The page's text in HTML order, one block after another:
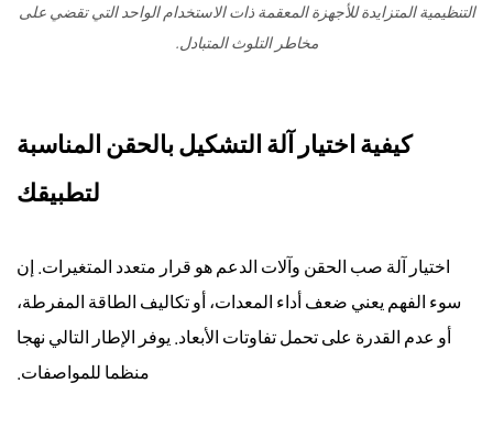
التنظيمية المتزايدة للأجهزة المعقمة ذات الاستخدام الواحد التي تقضي على
مخاطر التلوث المتبادل.
كيفية اختيار آلة التشكيل بالحقن المناسبة
لتطبيقك
اختيار آلة صب الحقن وآلات الدعم هو قرار متعدد المتغيرات. إن
سوء الفهم يعني ضعف أداء المعدات، أو تكاليف الطاقة المفرطة،
أو عدم القدرة على تحمل تفاوتات الأبعاد. يوفر الإطار التالي نهجا
منظما للمواصفات.